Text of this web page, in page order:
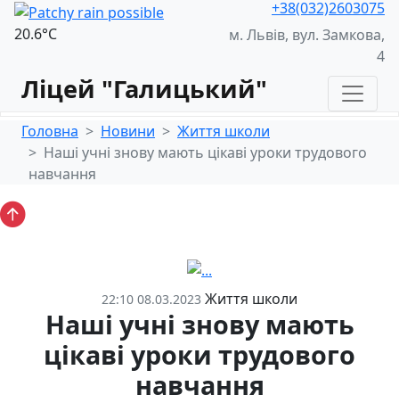
20.6°С
+38(032)2603075
м. Львів, вул. Замкова,
4
Ліцей "Галицький"
Головна Новини
Життя школи
Наші учні знову мають цікаві уроки трудового
навчання
22:10 08.03.2023 Життя школи
Наші учні знову мають
цікаві уроки трудового
навчання